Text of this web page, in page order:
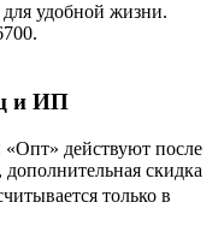
удобной жизни.
и ИП
действуют после
скидка
только в